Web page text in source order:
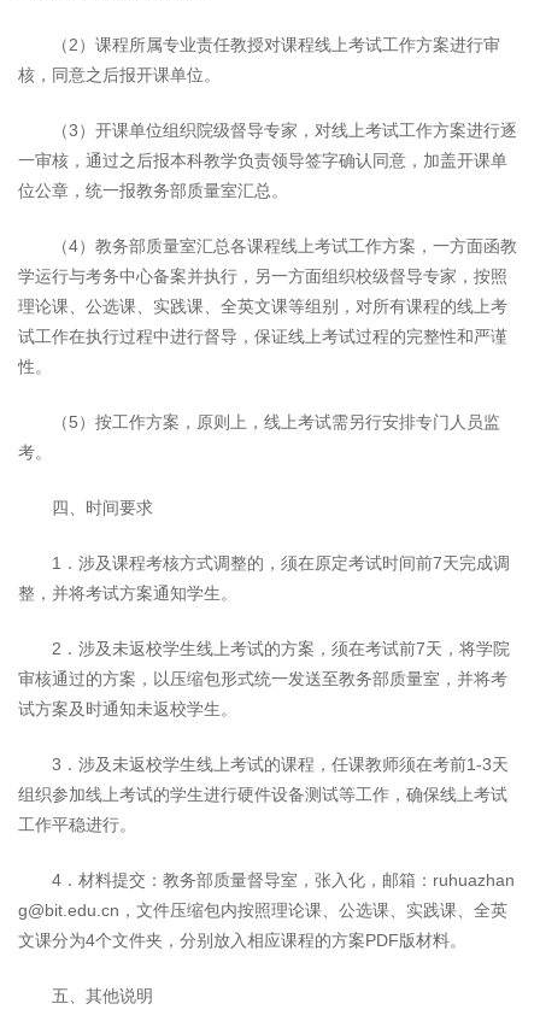
（2）课程所属专业责任教授对课程线上考试工作方案进行审
核，同意之后报开课单位。
（3）开课单位组织院级督导专家，对线上考试工作方案进行逐
一审核，通过之后报本科教学负责领导签字确认同意，加盖开课单
位公章，统一报教务部质量室汇总。
（4）教务部质量室汇总各课程线上考试工作方案，一方面函教
学运行与考务中心备案并执行，另一方面组织校级督导专家，按照
理论课、公选课、实践课、全英文课等组别，对所有课程的线上考
试工作在执行过程中进行督导，保证线上考试过程的完整性和严谨
性。
（5）按工作方案，原则上，线上考试需另行安排专门人员监
考。
四、时间要求
1．涉及课程考核方式调整的，须在原定考试时间前7天完成调
整，并将考试方案通知学生。
2．涉及未返校学生线上考试的方案，须在考试前7天，将学院
审核通过的方案，以压缩包形式统一发送至教务部质量室，并将考
试方案及时通知未返校学生。
3．涉及未返校学生线上考试的课程，任课教师须在考前1-3天
组织参加线上考试的学生进行硬件设备测试等工作，确保线上考试
工作平稳进行。
4．材料提交：教务部质量督导室，张入化，邮箱：ruhuazhan
g@bit.edu.cn，文件压缩包内按照理论课、公选课、实践课、全英
文课分为4个文件夹，分别放入相应课程的方案PDF版材料。
五、其他说明